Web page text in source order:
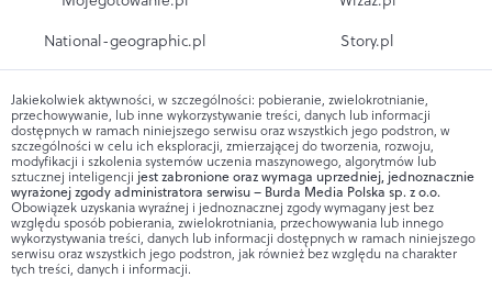
National-geographic.pl
Story.pl
Jakiekolwiek aktywności, w szczególności: pobieranie, zwielokrotnianie,
przechowywanie, lub inne wykorzystywanie treści, danych lub informacji
dostępnych w ramach niniejszego serwisu oraz wszystkich jego podstron, w
szczególności w celu ich eksploracji, zmierzającej do tworzenia, rozwoju,
modyfikacji i szkolenia systemów uczenia maszynowego, algorytmów lub
sztucznej inteligencji jest zabronione oraz wymaga uprzedniej, jednoznacznie
wyrażonej zgody administratora serwisu – Burda Media Polska sp. z o.o.
Obowiązek uzyskania wyraźnej i jednoznacznej zgody wymagany jest bez
względu sposób pobierania, zwielokrotniania, przechowywania lub innego
wykorzystywania treści, danych lub informacji dostępnych w ramach niniejszego
serwisu oraz wszystkich jego podstron, jak również bez względu na charakter
tych treści, danych i informacji.